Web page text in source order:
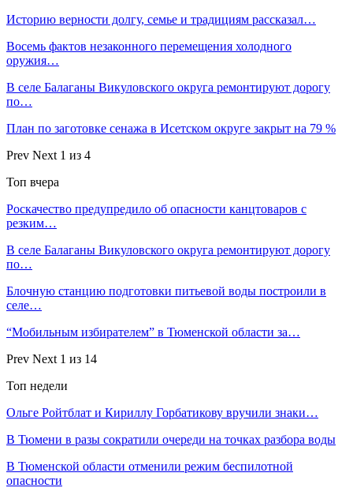
Историю верности долгу, семье и традициям рассказал…
Восемь фактов незаконного перемещения холодного
оружия…
В селе Балаганы Викуловского округа ремонтируют дорогу
по…
План по заготовке сенажа в Исетском округе закрыт на 79 %
Prev Next 1 из 4
Топ вчера
Роскачество предупредило об опасности канцтоваров с
резким…
В селе Балаганы Викуловского округа ремонтируют дорогу
по…
Блочную станцию подготовки питьевой воды построили в
селе…
“Мобильным избирателем” в Тюменской области за…
Prev Next 1 из 14
Топ недели
Ольге Ройтблат и Кириллу Горбатикову вручили знаки…
В Тюмени в разы сократили очереди на точках разбора воды
В Тюменской области отменили режим беспилотной
опасности